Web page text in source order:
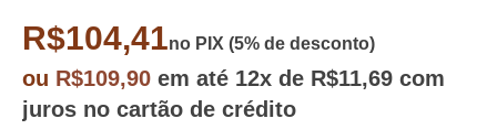
R$104,41no PIX (5% de desconto)
ou R$109,90 em até 12x de R$11,69 com
juros no cartão de crédito